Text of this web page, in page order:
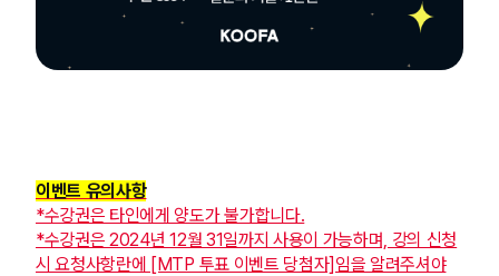
이벤트 유의사항
*수강권은 타인에게 양도가 불가합니다.
*수강권은 2024년 12월 31일까지 사용이 가능하며, 강의 신청
시 요청사항란에 [MTP 투표 이벤트 당첨자]임을 알려주셔야